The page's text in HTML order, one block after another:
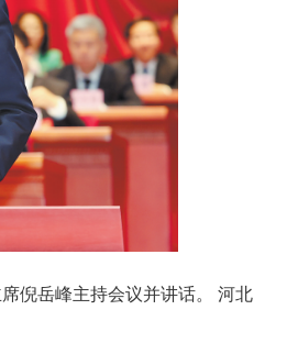
倪岳峰主持会议并讲话。 河北